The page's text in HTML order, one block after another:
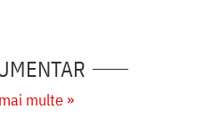
multe »